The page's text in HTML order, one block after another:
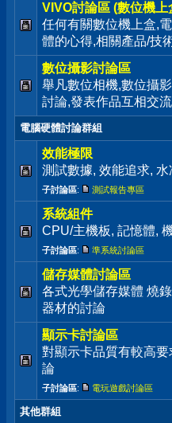
VIVO討論區 (數位機上
任何有關數位機上盒,
體的心得,相關產品/技
數位攝影討論區
舉凡數位相機,數位攝
討論,發表作品互相交流
電腦硬體討論群組
效能極限
測試數據, 效能追求,
子討論區: 測試報告專區
系統組件
CPU/主機板, 記憶體,
子討論區: 準系統討論區
儲存媒體討論區
各式光學儲存媒體 燒
器材的討論
顯示卡討論區
對顯示卡品質有較高
論
子討論區: 電玩遊戲討論區
其他群組